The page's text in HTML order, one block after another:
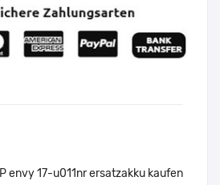
envy 17-u011nr ersatzakku kaufen